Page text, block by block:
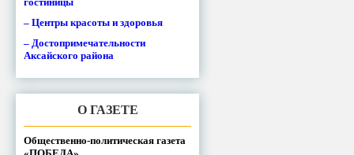
– Центры красоты и здоровья
– Достопримечательности
Аксайского района
О ГАЗЕТЕ
Общественно-политическая газета